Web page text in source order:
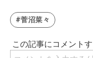
#菅沼菜々